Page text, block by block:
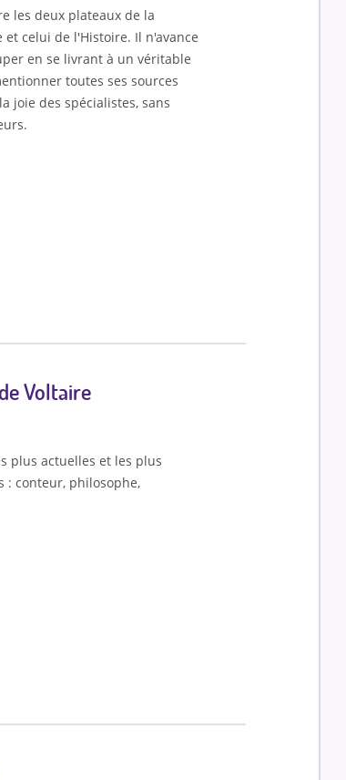
les deux plateaux de la
celui de l'Histoire. Il n'avance
en se livrant à un véritable
toutes ses sources
joie des spécialistes, sans
Voltaire
plus actuelles et les plus
: conteur, philosophe,